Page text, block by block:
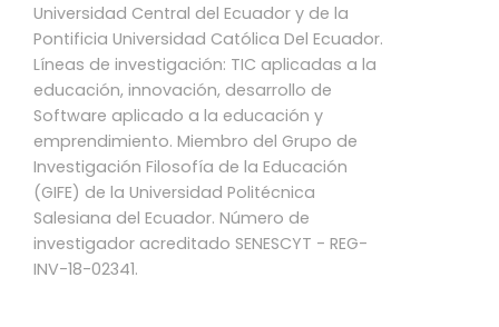
Universidad Central del Ecuador y de la
Pontificia Universidad Católica Del Ecuador.
Líneas de investigación: TIC aplicadas a la
educación, innovación, desarrollo de
Software aplicado a la educación y
emprendimiento. Miembro del Grupo de
Investigación Filosofía de la Educación
(GIFE) de la Universidad Politécnica
Salesiana del Ecuador. Número de
investigador acreditado SENESCYT - REG-
INV-18-02341.